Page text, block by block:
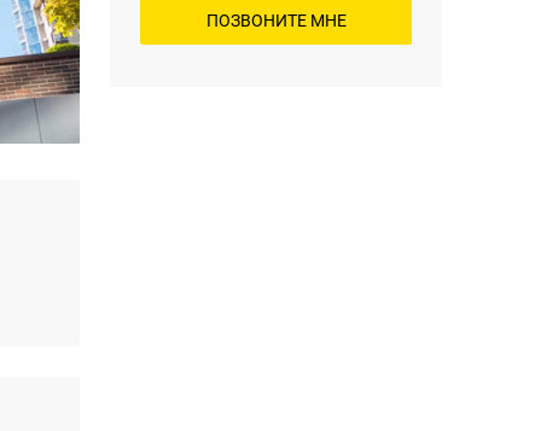
ПОЗВОНИТЕ МНЕ